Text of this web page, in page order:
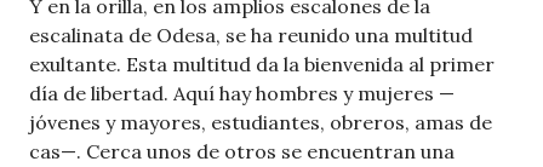
Y en la orilla, en los amplios escalones de la
escalinata de Odesa, se ha reunido una multitud
exultante. Esta multitud da la bienvenida al primer
día de libertad. Aquí hay hombres y mujeres —
jóvenes y mayores, estudiantes, obreros, amas de
cas—. Cerca unos de otros se encuentran una